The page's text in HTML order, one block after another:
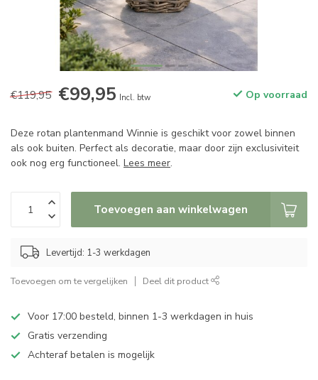
€119,95 €99,95 Incl. btw Op voorraad
Deze rotan plantenmand Winnie is geschikt voor zowel binnen
als ook buiten. Perfect als decoratie, maar door zijn exclusiviteit
ook nog erg functioneel. Lees meer.
Toevoegen aan winkelwagen
Levertijd: 1-3 werkdagen
Toevoegen om te vergelijken Deel dit product
Voor 17:00 besteld, binnen 1-3 werkdagen in huis
Gratis verzending
Achteraf betalen is mogelijk